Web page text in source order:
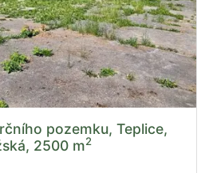
pozemku, Teplice,
2500 m2